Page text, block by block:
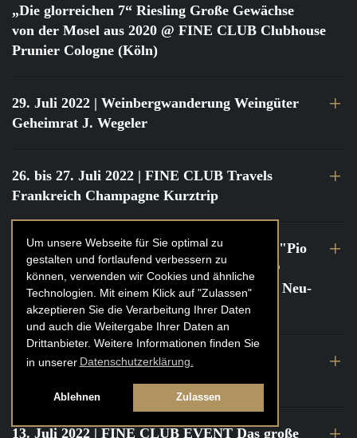
Um unsere Webseite für Sie optimal zu
gestalten und fortlaufend verbessern zu
können, verwenden wir Cookies und ähnliche
Technologien. Mit einem Klick auf "Zulassen"
akzeptieren Sie die Verarbeitung Ihrer Daten
und auch die Weitergabe Ihrer Daten an
Drittanbieter. Weitere Informationen finden Sie
in unserer Datenschutzerklärung.
Ablehnen Zulassen
„Die glorreichen 7“ Riesling Große Gewächse
von der Mosel aus 2020 @ FINE CLUB Clubhouse
Prunier Cologne (Köln)
29. Juli 2022 | Weinbergwanderung Weingüter
Geheimrat J. Wegeler
26. bis 27. Juli 2022 | FINE CLUB Travels
Frankreich Champagne Kurztrip
22. Juli 2022| FINE CLUB Private Dinner "Pio
Cesare" mit Tochter Frederica Pio Boffa @
FINE CLUB Clubhouse Alter Haferkasten, Neu-
Isenburg
21. bis 22. Juli 2022| FINE CLUB Travels
Frankreich Burgund Kurztrip
13. Juli 2022 | FINE CLUB EVENT Das große